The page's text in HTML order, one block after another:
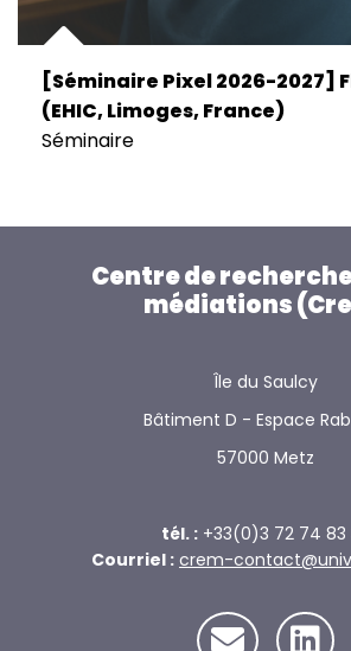
[Séminaire Pixel 2026-2027]
(EHIC, Limoges, France)
Séminaire
Centre de
médiations
Île du Saulcy
Bâtiment D - Espace
57000 Metz
tél. : +33(0)3 72 74 83
Courriel : crem-